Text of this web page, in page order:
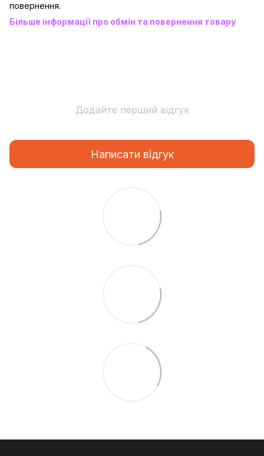
повернення.
Більше інформації про обмін та повернення товару
Додайте перший відгук
Написати відгук